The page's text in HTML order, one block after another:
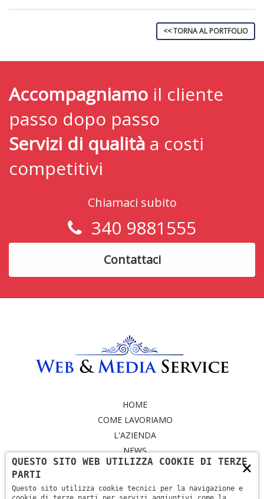
<< TORNA AL PORTFOLIO
Accompagniamo il cliente
passo dopo passo
Servizi di qualità a costi
competitivi
Chiamaci subito
340 9881555
Contattaci
HOME
COME LAVORIAMO
L'AZIENDA
NEWS
SERVIZI
CONTATTI
×
QUESTO SITO WEB UTILIZZA COOKIE DI TERZE
PARTI
Questo sito utilizza cookie tecnici per la navigazione e